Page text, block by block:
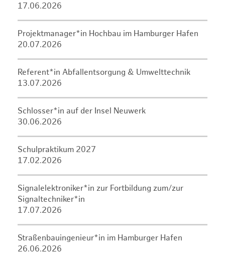
17.06.2026
Projektmanager*in Hochbau im Hamburger Hafen
20.07.2026
Referent*in Abfallentsorgung & Umwelttechnik
13.07.2026
Schlosser*in auf der Insel Neuwerk
30.06.2026
Schulpraktikum 2027
17.02.2026
Signalelektroniker*in zur Fortbildung zum/zur
Signaltechniker*in
17.07.2026
Straßenbauingenieur*in im Hamburger Hafen
26.06.2026